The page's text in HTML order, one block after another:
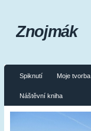
Spiknutí Moje tvorba
Náštěvní kniha
Znojmák